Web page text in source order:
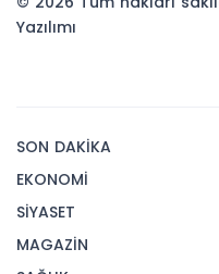
Yazılımı
SON DAKİKA
EKONOMİ
SİYASET
MAGAZİN